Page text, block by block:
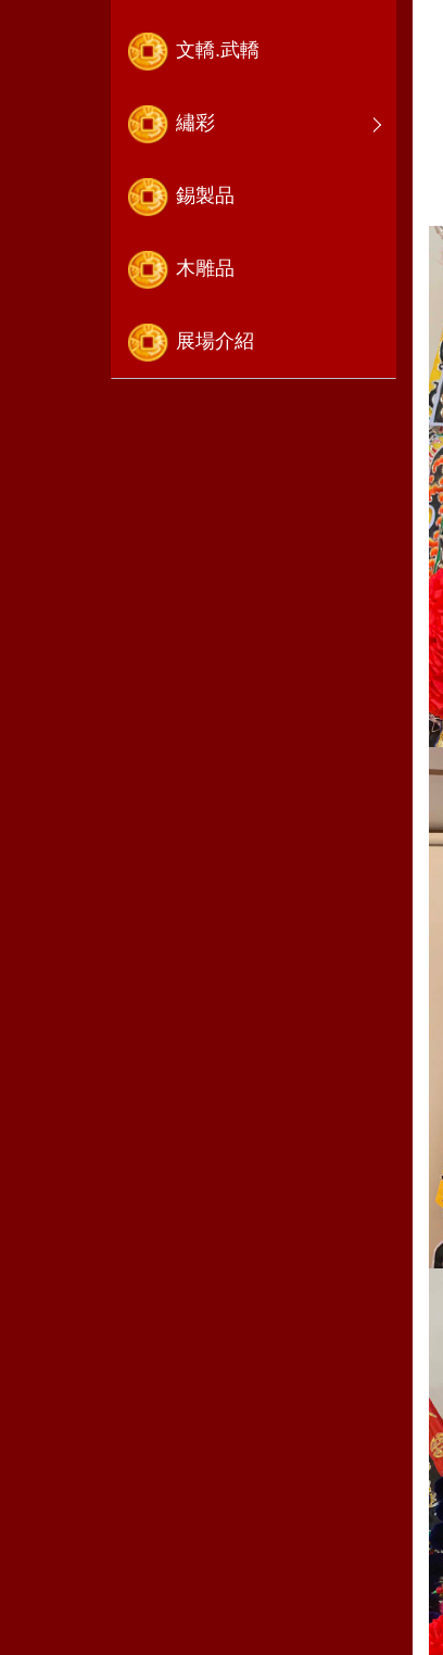
文轎.武轎
繡彩
錫製品
木雕品
展場介紹